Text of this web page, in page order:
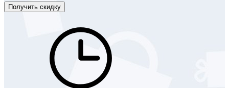
Получить скидку